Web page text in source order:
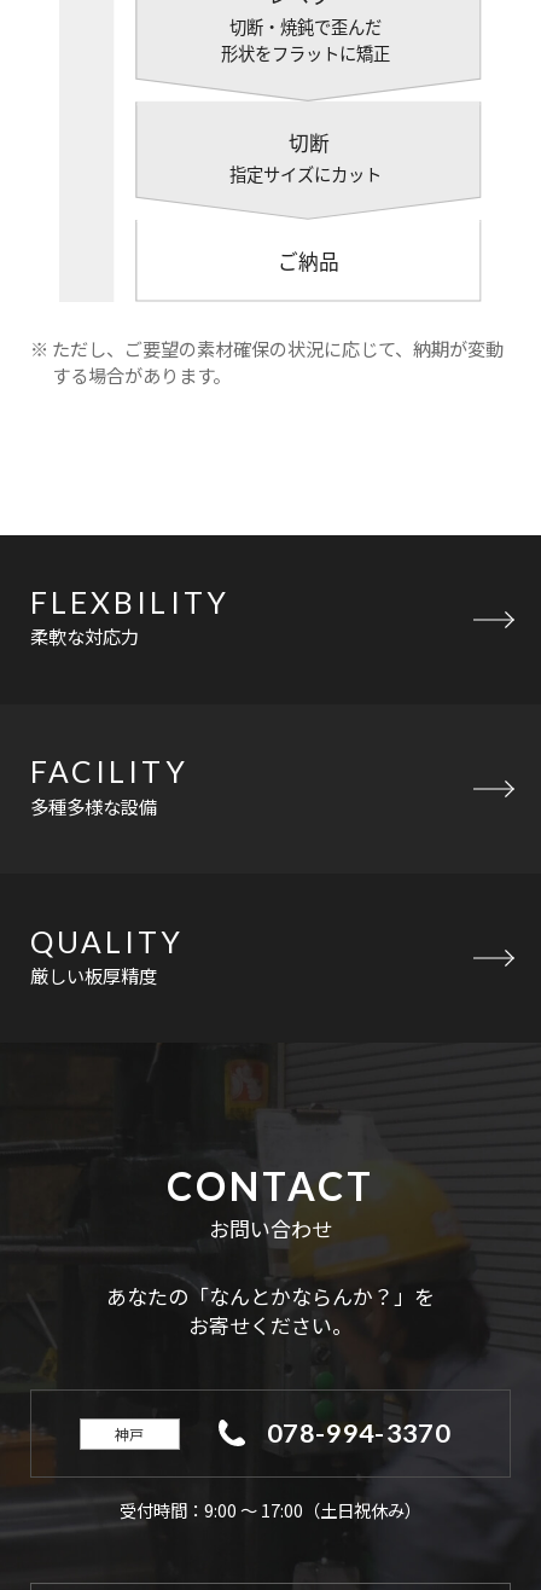
※ ただし、ご要望の素材確保の状況に応じて、納期が変動
する場合があります。
FLEXBILITY
柔軟な対応力
FACILITY
多種多様な設備
QUALITY
厳しい板厚精度
CONTACT
お問い合わせ
あなたの「なんとかならんか？」を
お寄せください。
神戸 078-994-3370
受付時間：9:00 ～ 17:00（土日祝休み）